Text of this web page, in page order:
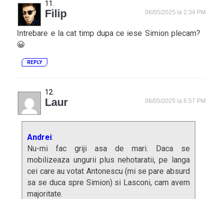
Filip 06/05/2025 la 2:34 PM
Intrebare e la cat timp dupa ce iese Simion plecam?
😀
REPLY
Laur 06/05/2025 la 6:57 PM
Andrei:
Nu-mi fac griji asa de mari. Daca se
mobilizeaza ungurii plus nehotaratii, pe langa
cei care au votat Antonescu (mi se pare absurd
sa se duca spre Simion) si Lasconi, cam avem
majoritate.